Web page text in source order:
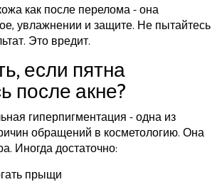
как после перелома - она
увлажнении и защите. Не пытайтесь
Это вредит.
если пятна
после акне?
гиперпигментация - одна из
обращений в косметологию. Она
Иногда достаточно:
прыщи